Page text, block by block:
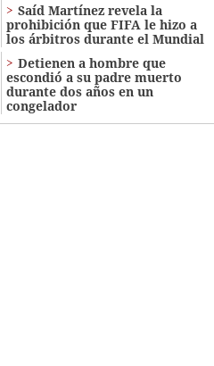
Saíd Martínez revela la
prohibición que FIFA le hizo a
los árbitros durante el Mundial
Detienen a hombre que
escondió a su padre muerto
durante dos años en un
congelador